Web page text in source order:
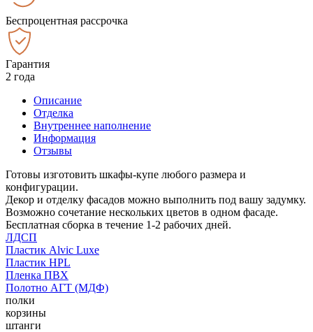
Беспроцентная рассрочка
Гарантия
2 года
Описание
Отделка
Внутреннее наполнение
Информация
Отзывы
Готовы изготовить шкафы-купе любого размера и
конфигурации.
Декор и отделку фасадов можно выполнить под вашу задумку.
Возможно сочетание нескольких цветов в одном фасаде.
Бесплатная сборка в течение 1-2 рабочих дней.
ЛДСП
Пластик Alvic Luxe
Пластик HPL
Пленка ПВХ
Полотно АГТ (МДФ)
полки
корзины
штанги